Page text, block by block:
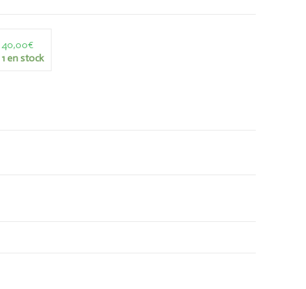
40,00€
1 en stock